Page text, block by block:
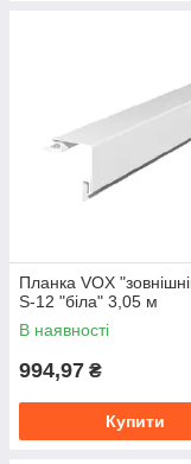
Планка VOX
S-12 "біла" 3,05 м
В наявності
994,97 ₴
Купити